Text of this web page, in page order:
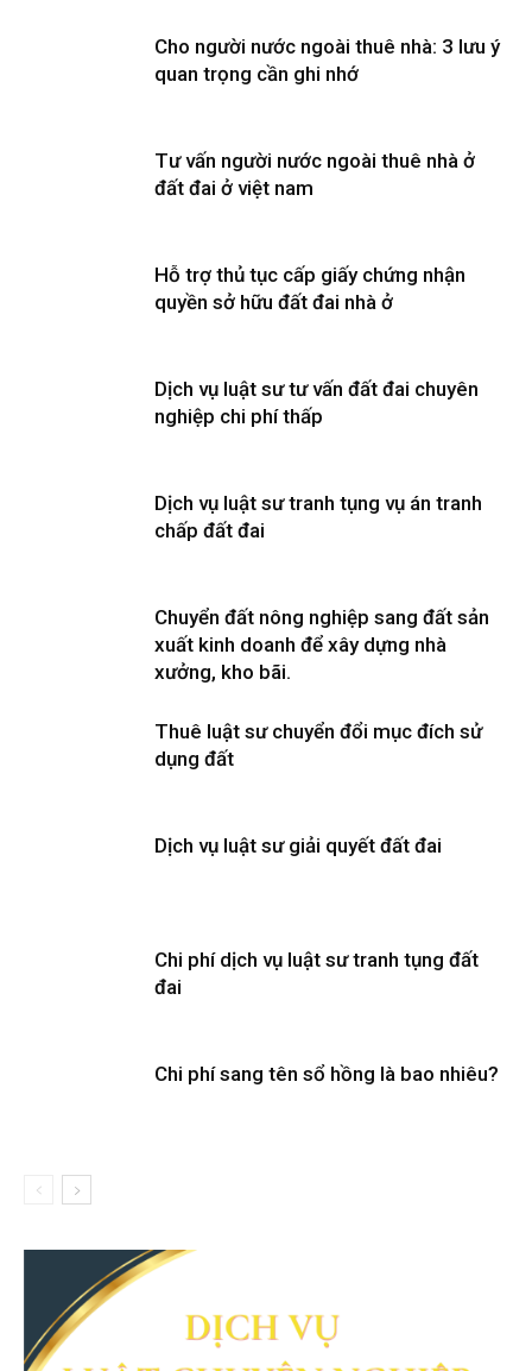
Cho người nước ngoài thuê nhà: 3 lưu ý
quan trọng cần ghi nhớ
Tư vấn người nước ngoài thuê nhà ở
đất đai ở việt nam
Hỗ trợ thủ tục cấp giấy chứng nhận
quyền sở hữu đất đai nhà ở
Dịch vụ luật sư tư vấn đất đai chuyên
nghiệp chi phí thấp
Dịch vụ luật sư tranh tụng vụ án tranh
chấp đất đai
Chuyển đất nông nghiệp sang đất sản
xuất kinh doanh để xây dựng nhà
xưởng, kho bãi.
Thuê luật sư chuyển đổi mục đích sử
dụng đất
Dịch vụ luật sư giải quyết đất đai
Chi phí dịch vụ luật sư tranh tụng đất
đai
Chi phí sang tên sổ hồng là bao nhiêu?